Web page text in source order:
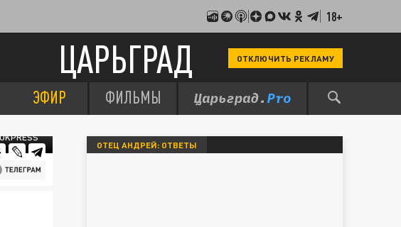
18+
ЦАРЬГРАД ОТКЛЮЧИТЬ РЕКЛАМУ
ЭФИР ФИЛЬМЫ
ОТЕЦ АНДРЕЙ: ОТВЕТЫ